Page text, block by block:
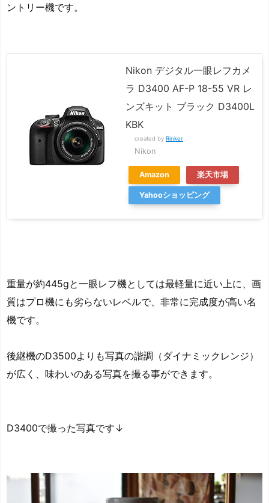
ントリー機です。
Nikon デジタル一眼レフカメ
ラ D3400 AF-P 18-55 VR レ
ンズキット ブラック D3400L
KBK
created by Rinker
Nikon
Amazon 楽天市場
Yahooショッピング
重量が約445gと一眼レフ機としては最軽量に近い上に、画
質はプロ機にも劣らないレベルで、非常に完成度が高い名
機です。
後継機のD3500よりも写真の諧調（ダイナミックレンジ）
が広く、味わいのある写真を撮る事ができます。
D3400で撮った写真です↓